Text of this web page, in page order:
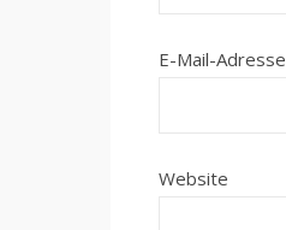
E-Mail-Adresse
Website